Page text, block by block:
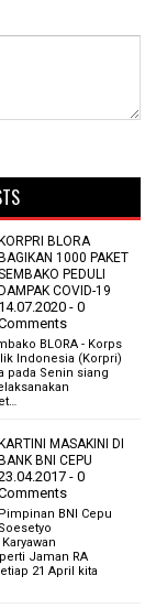
KORPRI BLORA
BAGIKAN 1000 PAKET
PEDULI
DAMPAK COVID-19
14.07.2020 - 0
BLORA - Korps
Indonesia (Korpri)
pada Senin siang
KARTINI MASAKINI DI
BANK BNI CEPU
- 0
Pimpinan BNI Cepu
Soesetyo
Jaman RA
21 April kita